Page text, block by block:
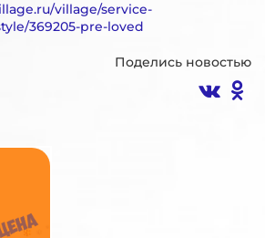
village/service-
369205-pre-loved
Поделись новостью